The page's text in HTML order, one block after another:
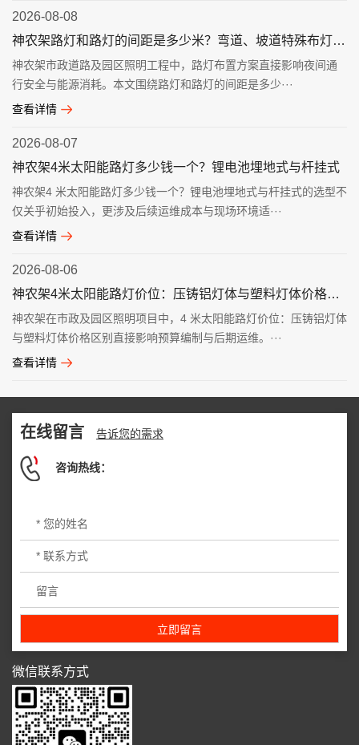
2026-08-08
神农架路灯和路灯的间距是多少米？弯道、坡道特殊布灯规则
神农架市政道路及园区照明工程中，路灯布置方案直接影响夜间通
行安全与能源消耗。本文围绕路灯和路灯的间距是多少···
查看详情
2026-08-07
神农架4米太阳能路灯多少钱一个？锂电池埋地式与杆挂式
神农架4 米太阳能路灯多少钱一个？锂电池埋地式与杆挂式的选型不
仅关乎初始投入，更涉及后续运维成本与现场环境适···
查看详情
2026-08-06
神农架4米太阳能路灯价位：压铸铝灯体与塑料灯体价格区别
神农架在市政及园区照明项目中，4 米太阳能路灯价位：压铸铝灯体
与塑料灯体价格区别直接影响预算编制与后期运维。···
查看详情
在线留言 告诉您的需求
咨询热线：
微信联系方式